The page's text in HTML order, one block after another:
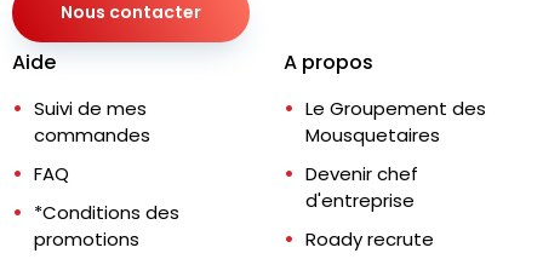
Nous contacter
Aide
Suivi de mes
commandes
FAQ
*Conditions des
promotions
A propos
Le Groupement des
Mousquetaires
Devenir chef
d'entreprise
Roady recrute